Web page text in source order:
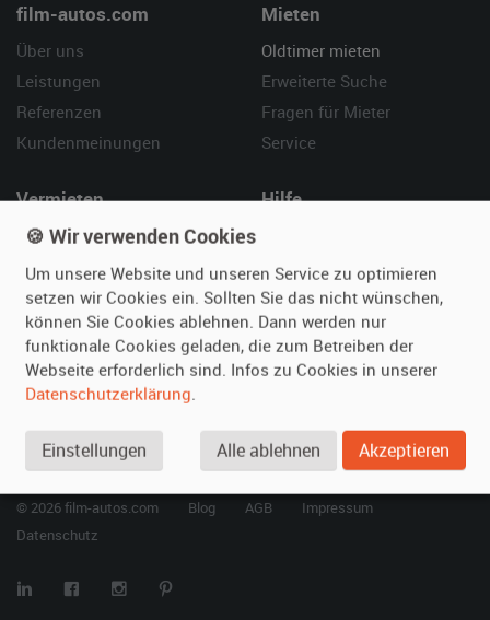
film-autos.com
Über uns
Leistungen
Referenzen
Kundenmeinungen
Mieten
Oldtimer mieten
Erweiterte Suche
Fragen für Mieter
Service
Vermieten
Oldtimer anmelden
Fotos senden
Fragen für Vermieter
Inserat verwalten
Hilfe
So funktioniert's
Kontakt
SPECIAL
Berühmte Filmautos –
unsere Top 10 ...
© 2026 film-autos.com Blog AGB
Impressum
Datenschutz
🍪 Wir verwenden Cookies
Um unsere Website und unseren Service zu optimieren
setzen wir Cookies ein. Sollten Sie das nicht wünschen,
können Sie Cookies ablehnen. Dann werden nur
funktionale Cookies geladen, die zum Betreiben der
Webseite erforderlich sind. Infos zu Cookies in unserer
Datenschutzerklärung.
Einstellungen Alle ablehnen Akzeptieren